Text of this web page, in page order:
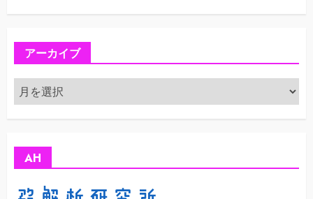
アーカイブ
ア
ー
カ
AH